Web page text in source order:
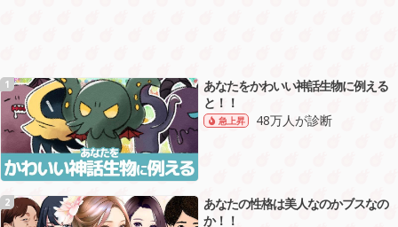
1
あなたをかわいい神話生物に例える
と！！
急上昇 48万人が診断
2
あなたの性格は美人なのかブスなの
か！！